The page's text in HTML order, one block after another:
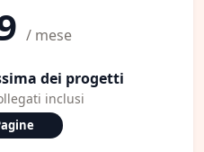
/ mese
dei progetti
inclusi